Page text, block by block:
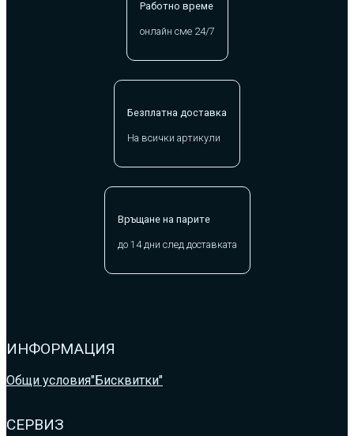
Работно време
онлайн сме 24/7
Безплатна доставка
На всички артикули
Връщане на парите
до 14 дни след доставката
ИНФОРМАЦИЯ
Общи условия"Бисквитки"
СЕРВИЗ